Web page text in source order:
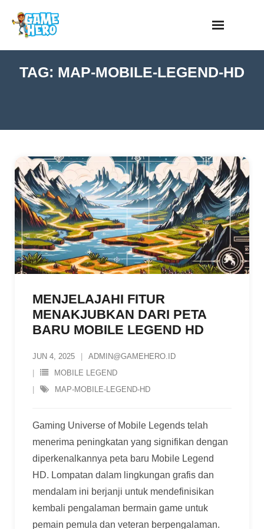
content
TAG: MAP-MOBILE-LEGEND-HD
MENJELAJAHI FITUR
MENAKJUBKAN DARI PETA
BARU MOBILE LEGEND HD
JUN 4, 2025
ADMIN@GAMEHERO.ID
MOBILE LEGEND
MAP-MOBILE-LEGEND-HD
Gaming Universe of Mobile Legends telah
menerima peningkatan yang signifikan dengan
diperkenalkannya peta baru Mobile Legend
HD. Lompatan dalam lingkungan grafis dan
mendalam ini berjanji untuk mendefinisikan
kembali pengalaman bermain game untuk
pemain pemula dan veteran berpengalaman.